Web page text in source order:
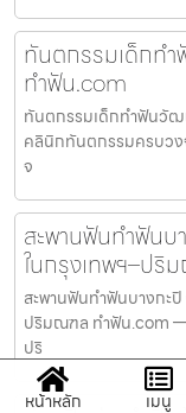
ทันตกรรมเด็กท
ทำฟัน.com
ทันตกรรมเด็กทำฟันวั
คลินิกทันตกรรมครบวง
จ
สะพานฟันทำฟัน
ในกรุงเทพฯ–ป
สะพานฟันทำฟันบางกะ
ปริมณฑล ทำฟัน.com
ปริ
หน้าหลัก เมนู